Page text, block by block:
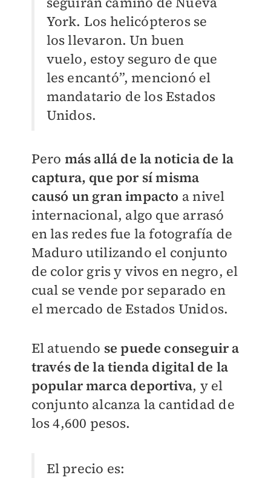
York. Los helicópteros se
los llevaron. Un buen
vuelo, estoy seguro de que
les encantó”, mencionó el
mandatario de los Estados
Unidos.
Pero más allá de la noticia de la
captura, que por sí misma
causó un gran impacto a nivel
internacional, algo que arrasó
en las redes fue la fotografía de
Maduro utilizando el conjunto
de color gris y vivos en negro, el
cual se vende por separado en
el mercado de Estados Unidos.
El atuendo se puede conseguir a
través de la tienda digital de la
popular marca deportiva, y el
conjunto alcanza la cantidad de
los 4,600 pesos.
El precio es: